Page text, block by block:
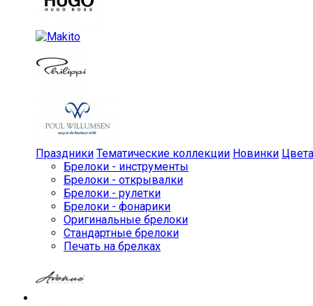
Праздники Тематические коллекции Новинки Цвета
Брелоки - инструменты
Брелоки - открывалки
Брелоки - рулетки
Брелоки - фонарики
Оригинальные брелоки
Стандартные брелоки
Печать на брелках